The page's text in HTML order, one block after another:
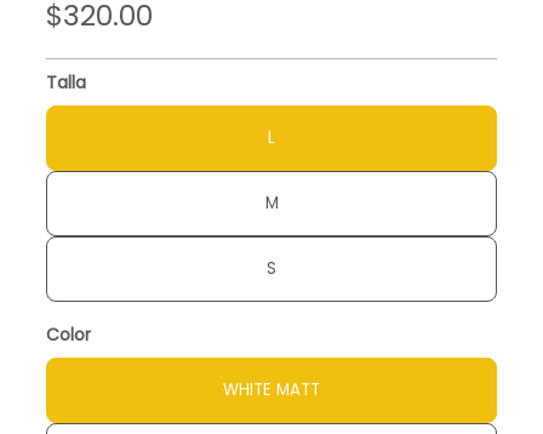
$320.00
Talla
L
M
S
Color
WHITE MATT